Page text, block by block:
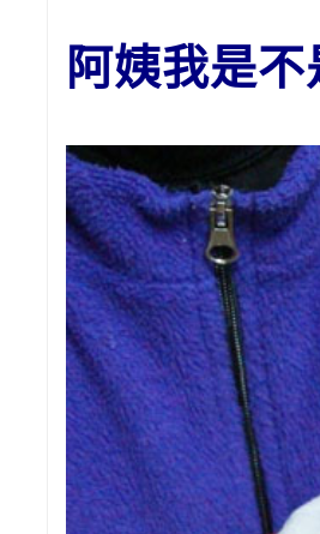
阿姨我是